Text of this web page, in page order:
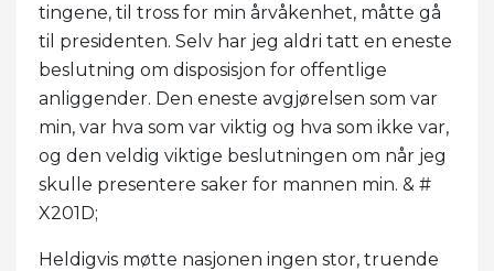
tingene, til tross for min årvåkenhet, måtte gå
til presidenten. Selv har jeg aldri tatt en eneste
beslutning om disposisjon for offentlige
anliggender. Den eneste avgjørelsen som var
min, var hva som var viktig og hva som ikke var,
og den veldig viktige beslutningen om når jeg
skulle presentere saker for mannen min. & #
X201D;
Heldigvis møtte nasjonen ingen stor, truende